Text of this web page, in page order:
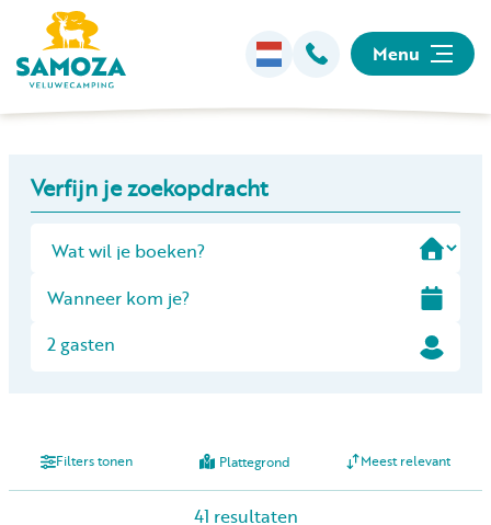
Menu
Faciliteiten
Animatie
Omgeving
Kamperen
Verfijn je zoekopdracht
2 gasten
+
−
41 resultaten
Filters tonen Plattegrond Meest relevant